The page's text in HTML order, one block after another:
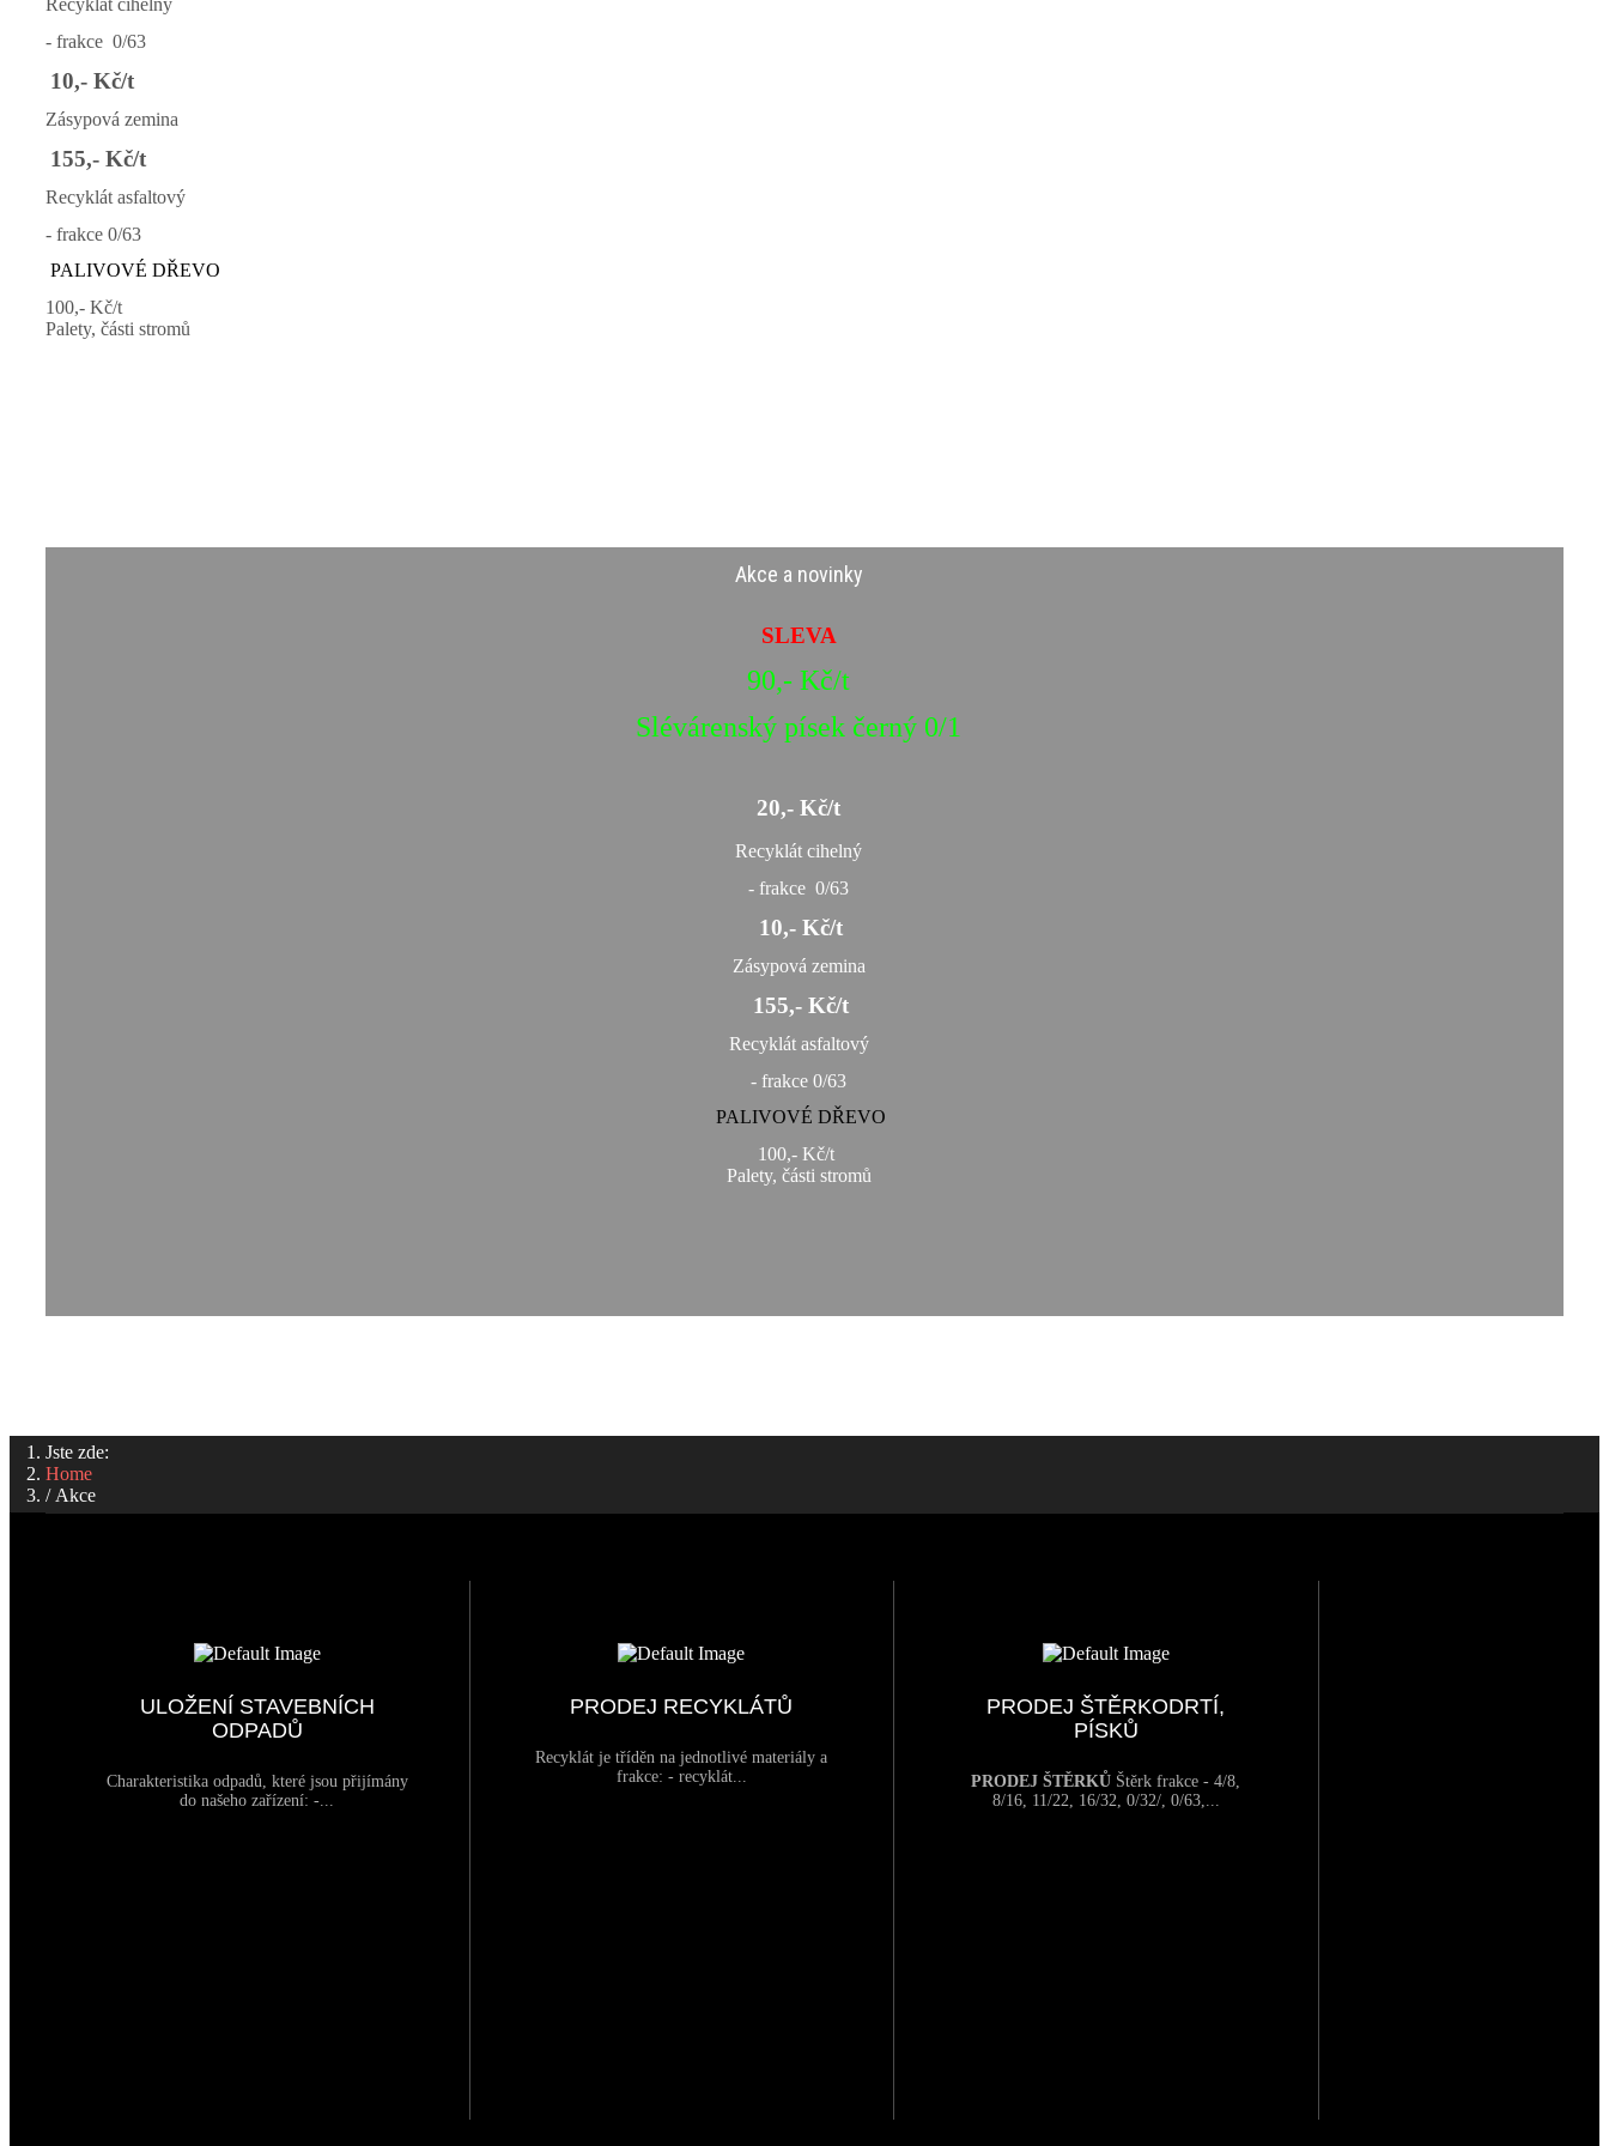
- frakce 0/63
10,- Kč/t
Zásypová zemina
155,- Kč/t
Recyklát asfaltový
- frakce 0/63
PALIVOVÉ DŘEVO
100,- Kč/t
Palety, části stromů
Akce a novinky
SLEVA
90,- Kč/t
Slévárenský písek černý 0/1
20,- Kč/t
Recyklát cihelný
- frakce 0/63
10,- Kč/t
Zásypová zemina
155,- Kč/t
Recyklát asfaltový
- frakce 0/63
PALIVOVÉ DŘEVO
100,- Kč/t
Palety, části stromů
Jste zde:
Home
Akce
ULOŽENÍ STAVEBNÍCH
ODPADŮ
Charakteristika odpadů, které jsou přijímány
do našeho zařízení: -...
PRODEJ RECYKLÁTŮ
Recyklát je tříděn na jednotlivé materiály a
frakce: - recyklát...
PRODEJ ŠTĚRKODRTÍ,
PÍSKŮ
PRODEJ ŠTĚRKŮ Štěrk frakce - 4/8,
8/16, 11/22, 16/32, 0/32/, 0/63,...